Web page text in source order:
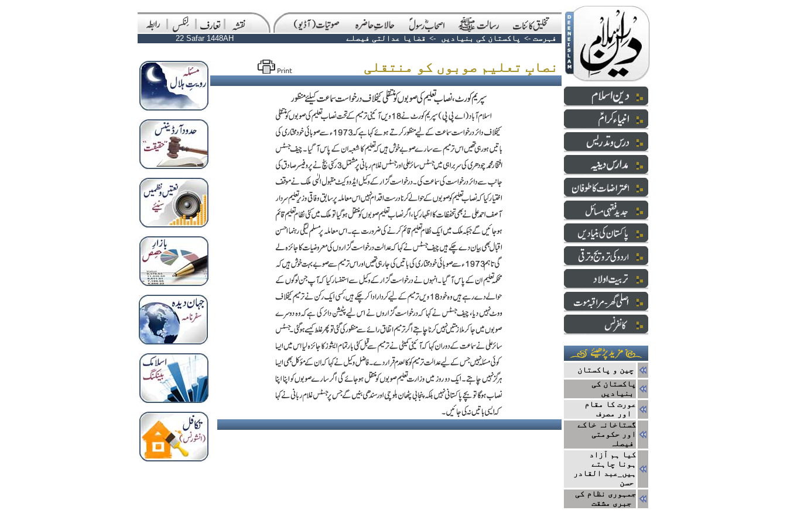
22 Safar 1448AH فہرست -> پاکستان کی بنیادیں -> قضایا عدالتی فیصلے
چین و پاکستان
پاکستان کی
بنیادیں
عورت کا مقام
گستاخانہ خاکے
اور حکومتی
فیصلہ
کیا ہم آزاد
ہونا چاہتے
ہیں_عبد القادر
حسن
جمہوری نظام کی
جبری مشقت